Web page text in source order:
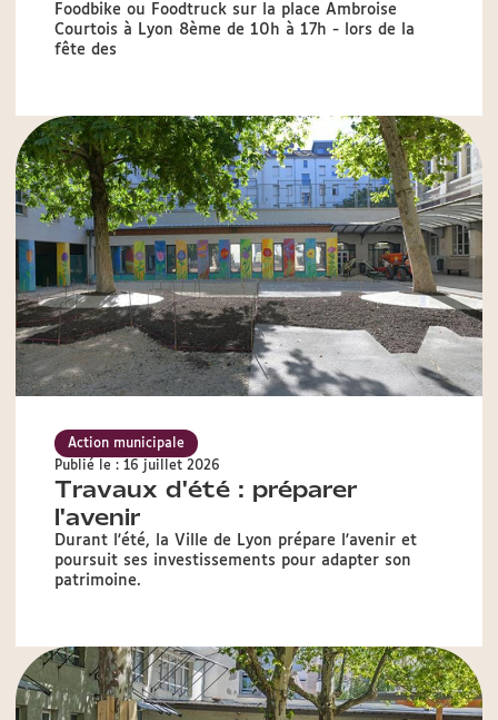
Foodbike ou Foodtruck sur la place Ambroise
Courtois à Lyon 8ème de 10h à 17h - lors de la
fête des
Action municipale
Publié le : 16 juillet 2026
Travaux d'été : préparer
l'avenir
Durant l'été, la Ville de Lyon prépare l'avenir et
poursuit ses investissements pour adapter son
patrimoine.